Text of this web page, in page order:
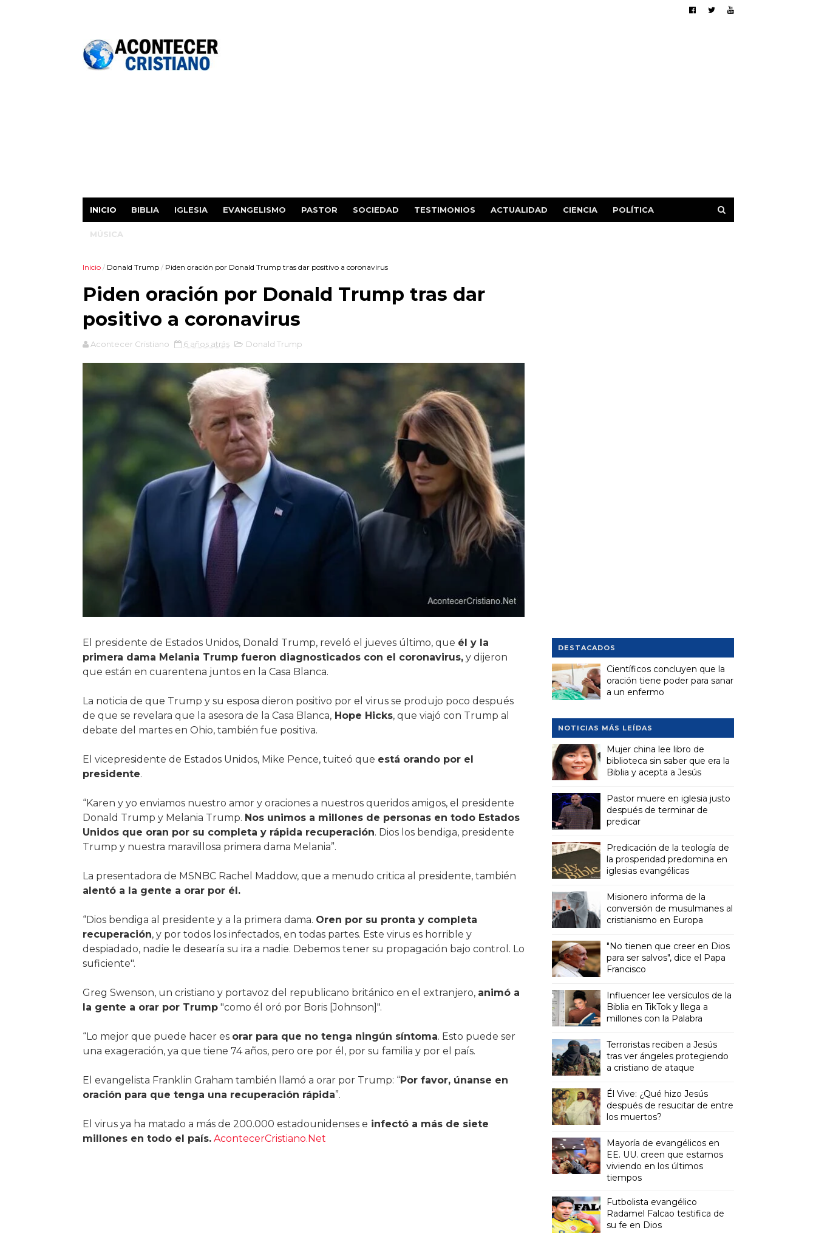
INICIO BIBLIA IGLESIA EVANGELISMO PASTOR SOCIEDAD TESTIMONIOS ACTUALIDAD CIENCIA POLÍTICA
MÚSICA
Inicio / Donald Trump / Piden oración por Donald Trump tras dar positivo a coronavirus
Piden oración por Donald Trump tras dar
positivo a coronavirus
Acontecer Cristiano 6 años atrás Donald Trump
El presidente de Estados Unidos, Donald Trump, reveló el jueves último, que él y la
primera dama Melania Trump fueron diagnosticados con el coronavirus,y dijeron
que están en cuarentena juntos en la Casa Blanca.
La noticia de que Trump y su esposa dieron positivo por el virus se produjo poco después
de que se revelara que la asesora de la Casa Blanca,Hope Hicks, que viajó con Trump al
debate del martes en Ohio, también fue positiva.
El vicepresidente de Estados Unidos, Mike Pence, tuiteó que está orando por el
presidente.
“Karen y yo enviamos nuestro amor y oraciones a nuestros queridos amigos, el presidente
Donald Trump y Melania Trump. Nos unimos a millones de personas en todo Estados
Unidos que oran por su completa y rápida recuperación. Dios los bendiga, presidente
Trump y nuestra maravillosa primera dama Melania”.
La presentadora de MSNBC Rachel Maddow, que a menudo critica al presidente, también
alentó a la gente a orar por él.
“Dios bendiga al presidente y a la primera dama. Oren por su pronta y completa
recuperación, y por todos los infectados, en todas partes. Este virus es horrible y
despiadado, nadie le desearía su ira a nadie. Debemos tener su propagación bajo control. Lo
suficiente".
Greg Swenson, un cristiano y portavoz del republicano británico en el extranjero, animó a
la gente a orar por Trump"como él oró por Boris [Johnson]".
“Lo mejor que puede hacer es orar para que no tenga ningún síntoma. Esto puede ser
una exageración, ya que tiene 74 años, pero ore por él, por su familia y por el país.
El evangelista Franklin Graham también llamó a orar por Trump: “Por favor, únanse en
oración para que tenga una recuperación rápida”.
El virus ya ha matado a más de 200.000 estadounidenses e infectó a más de siete
millones en todo el país. AcontecerCristiano.Net
DESTACADOS
Científicos concluyen que la
oración tiene poder para sanar
a un enfermo
NOTICIAS MÁS LEÍDAS
Mujer china lee libro de
biblioteca sin saber que era la
Biblia y acepta a Jesús
Pastor muere en iglesia justo
después de terminar de
predicar
Predicación de la teología de
la prosperidad predomina en
iglesias evangélicas
Misionero informa de la
conversión de musulmanes al
cristianismo en Europa
"No tienen que creer en Dios
para ser salvos", dice el Papa
Francisco
Influencer lee versículos de la
Biblia en TikTok y llega a
millones con la Palabra
Terroristas reciben a Jesús
tras ver ángeles protegiendo
a cristiano de ataque
Él Vive: ¿Qué hizo Jesús
después de resucitar de entre
los muertos?
Mayoría de evangélicos en
EE. UU. creen que estamos
viviendo en los últimos
tiempos
Futbolista evangélico
Radamel Falcao testifica de
su fe en Dios